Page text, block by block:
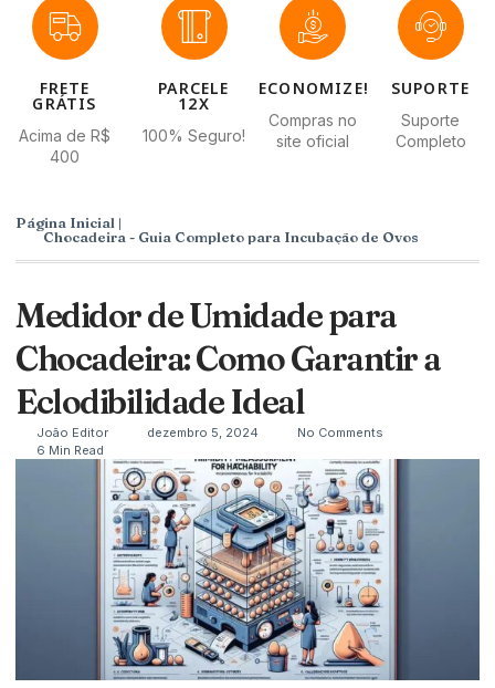
FRETE
GRÁTIS
Acima de R$
400
PARCELE
12X
100% Seguro!
ECONOMIZE!
Compras no
site oficial
SUPORTE
Suporte
Completo
Página Inicial |
Chocadeira - Guia Completo para Incubação de Ovos
Medidor de Umidade para
Chocadeira: Como Garantir a
Eclodibilidade Ideal
João Editor dezembro 5, 2024
No Comments
6 Min Read